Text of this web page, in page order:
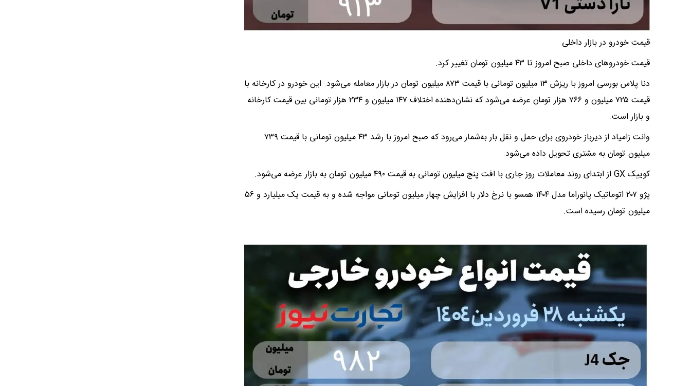
قیمت خودرو در بازار داخلی
قیمت خودروهای داخلی صبح امروز تا ۴۳ میلیون تومان تغییر کرد.
دنا پلاس بورسی امروز با ریزش ۱۳ میلیون تومانی با قیمت ۸۷۳ میلیون تومان در بازار معامله می‌شود. این خودرو در کارخانه با
قیمت ۷۲۵ میلیون و ۷۶۶ هزار تومان عرضه می‌شود که نشان‌دهنده اختلاف ۱۴۷ میلیون و ۲۳۴ هزار تومانی بین قیمت کارخانه
و بازار است.
وانت زامیاد از دیرباز خودروی برای حمل و نقل بار به‌شمار می‌رود که صبح امروز با رشد ۴۳ میلیون تومانی با قیمت ۷۳۹
میلیون تومان به مشتری تحویل داده می‌شود.
کوییک GX از ابتدای روند معاملات روز جاری با افت پنج میلیون تومانی به قیمت ۴۹۰ میلیون تومان به بازار عرضه می‌شود.
پژو ۲۰۷ اتوماتیک پانوراما مدل ۱۴۰۴ همسو با نرخ دلار با افزایش چهار میلیون تومانی مواجه شده و به قیمت یک میلیارد و ۵۶
میلیون تومان رسیده است.